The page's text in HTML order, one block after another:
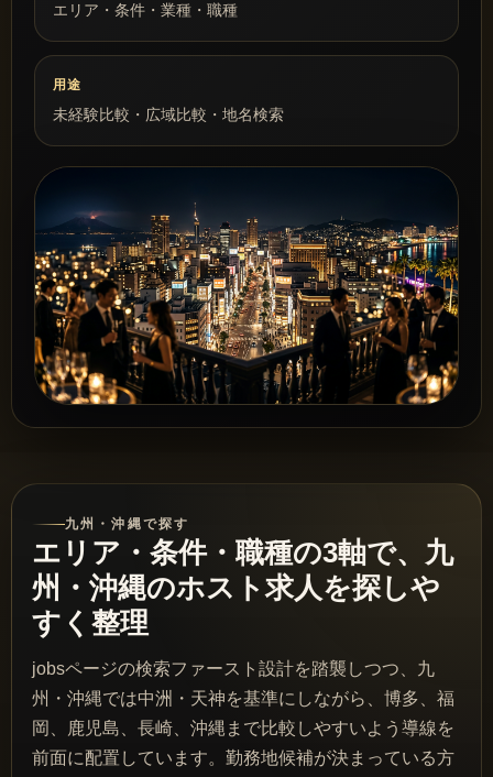
エリア・条件・業種・職種
用途
未経験比較・広域比較・地名検索
九州・沖縄で探す
エリア・条件・職種の3軸で、九
州・沖縄のホスト求人を探しや
すく整理
jobsページの検索ファースト設計を踏襲しつつ、九
州・沖縄では中洲・天神を基準にしながら、博多、福
岡、鹿児島、長崎、沖縄まで比較しやすいよう導線を
前面に配置しています。勤務地候補が決まっている方